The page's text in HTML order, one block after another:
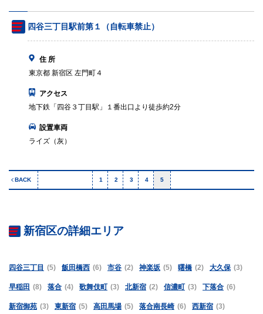
四谷三丁目駅前第１（自転車禁止）
住 所
東京都 新宿区 左門町４
アクセス
地下鉄「四谷３丁目駅」１番出口より徒歩約2分
設置車両
ライズ（灰）
BACK 1 2 3 4 5
新宿区の詳細エリア
四谷三丁目 (5) 飯田橋西 (6) 市谷 (2) 神楽坂 (5) 曙橋 (2) 大久保 (3)
早稲田 (8) 落合 (4) 歌舞伎町 (3) 北新宿 (2) 信濃町 (3) 下落合 (6)
新宿御苑 (3) 東新宿 (5) 高田馬場 (5) 落合南長崎 (6) 西新宿 (3)